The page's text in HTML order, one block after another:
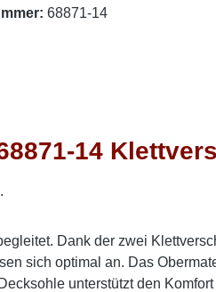
68871-14
14
Dank der zwei
sich optimal an. Das
unterstützt den